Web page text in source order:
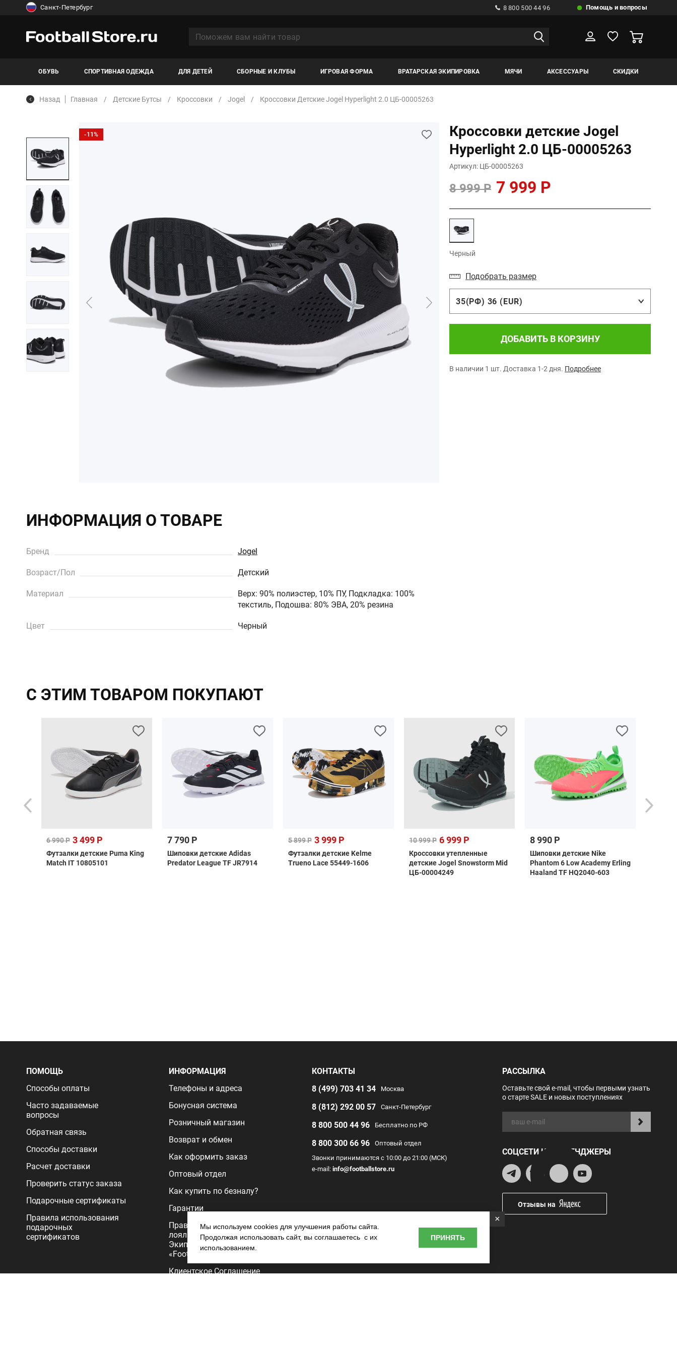
Санкт-Петербург 8 800 500 44 96 Помощь и вопросы
ОБУВЬ СПОРТИВНАЯ ОДЕЖДА ДЛЯ ДЕТЕЙ СБОРНЫЕ И КЛУБЫ ИГРОВАЯ ФОРМА ВРАТАРСКАЯ ЭКИПИРОВКА МЯЧИ АКСЕССУАРЫ СКИДКИ
Назад Главная Детские Бутсы Кроссовки Jogel Кроссовки Детские Jogel Hyperlight 2.0 ЦБ-00005263
-11%
Кроссовки детские Jogel
Hyperlight 2.0 ЦБ-00005263
Артикул: ЦБ-00005263
8 999 Р 7 999 Р
Черный
Подобрать размер
35(РФ) 36 (EUR)
ДОБАВИТЬ В КОРЗИНУ
В наличии 1 шт. Доставка 1-2 дня. Подробнее
ИНФОРМАЦИЯ О ТОВАРЕ
Бренд Jogel
Возраст/Пол Детский
Материал
Верх: 90% полиэстер, 10% ПУ, Подкладка: 100%
текстиль, Подошва: 80% ЭВА, 20% резина
Цвет Черный
С ЭТИМ ТОВАРОМ ПОКУПАЮТ
6 990 Р 3 499 Р
Футзалки детские Puma King
Match IT 10805101
7 790 Р
Шиповки детские Adidas
Predator League TF JR7914
5 899 Р 3 999 Р
Футзалки детские Kelme
Trueno Lace 55449-1606
10 999 Р 6 999 Р
Кроссовки утепленные
детские Jogel Snowstorm Mid
ЦБ-00004249
8 990 Р
Шиповки детские Nike
Phantom 6 Low Academy Erling
Haaland TF HQ2040-603
ПОМОЩЬ
Способы оплаты
Часто задаваемые
вопросы
Обратная связь
Способы доставки
Расчет доставки
Проверить статус заказа
Подарочные сертификаты
Правила использования
подарочных
сертификатов
ИНФОРМАЦИЯ
Телефоны и адреса
Бонусная система
Розничный магазин
Возврат и обмен
Как оформить заказ
Оптовый отдел
Как купить по безналу?
Гарантии
Правила программы
лояльности
Экипировочного центра
«FootballStore»
Клиентское Соглашение
КОНТАКТЫ
8 (499) 703 41 34
Москва
8 (812) 292 00 57 Санкт-Петербург
8 800 500 44 96 Бесплатно по РФ
8 800 300 66 96
Оптовый отдел
Звонки принимаются с 10:00 до 21:00 (МСК)
e-mail: info@footballstore.ru
РАССЫЛКА
Оставьте свой e-mail, чтобы первыми узнать
о старте SALE и новых поступлениях
СОЦСЕТИ И МЕССЕНДЖЕРЫ
Отзывы на
×
Мы используем cookies для улучшения работы сайта.
Продолжая использовать сайт, вы соглашаетесь с их
использованием.
ПРИНЯТЬ